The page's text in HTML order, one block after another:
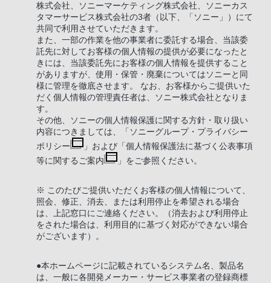
株式会社、ソニーマーケティング株式会社、ソニーカス
タマーサービス株式会社の3者（以下、「ソニー」）にて
共同で利用させていただきます。
また、一部の作業を他の事業者に委託する場合、当該委
託先に対してお客様の個人情報の提供が必要になったと
きには、当該委託先にお客様の個人情報を提供すること
がありますが、使用・保管・廃棄についてはソニーと同
様に管理を徹底させます。 なお、お客様からご提供いた
だく個人情報の管理責任者は、ソニー株式会社となりま
す。
その他、ソニーの個人情報保護に関する方針・取り扱い
内容につきましては、「 ソニーグループ・プライバシー
ポリシー
」および「 個人情報保護法に基づく公表事項
等に関するご案内
」をご参照ください。
※ このたびご提供いただくお客様の個人情報について、
照会、修正、消去、または利用停止を希望される場合
は、上記窓口にご連絡ください。（消去および利用停止
をされた場合は、利用目的に基づく対応ができない場合
がございます）。
●本ホームページに記載されているシステム名、製品名
は、一般に各開発メーカー・サービス事業者の登録商標